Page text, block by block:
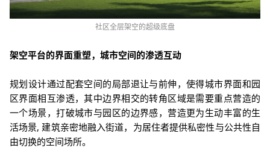
社区全层架空的超级底盘
架空平台的界面重塑，城市空间的渗透互动
规划设计通过配套空间的局部退让与前伸，使得城市界面和园
区界面相互渗透，其中边界相交的转角区域是需要重点营造的
一个场景，打破城市与园区的边界感，营造更为生动丰富的生
活场景, 建筑亲密地融入街道，为居住者提供私密性与公共性自
由切换的空间场所。